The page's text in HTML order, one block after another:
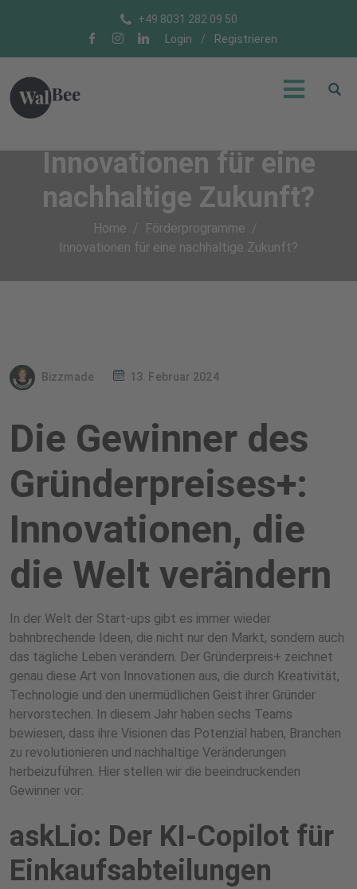
+49 8031 282 09 50
Login
/ Registrieren
Innovationen für eine
nachhaltige Zukunft?
Home
Förderprogramme
Innovationen für eine nachhaltige Zukunft?
Bizzmade 13. Februar 2024
Die Gewinner des
Gründerpreises+:
Innovationen, die
die Welt verändern
In der Welt der Start-ups gibt es immer wieder
bahnbrechende Ideen, die nicht nur den Markt, sondern auch
das tägliche Leben verändern. Der Gründerpreis+ zeichnet
genau diese Art von Innovationen aus, die durch Kreativität,
Technologie und den unermüdlichen Geist ihrer Gründer
hervorstechen. In diesem Jahr haben sechs Teams
bewiesen, dass ihre Visionen das Potenzial haben, Branchen
zu revolutionieren und nachhaltige Veränderungen
herbeizuführen. Hier stellen wir die beeindruckenden
Gewinner vor:
askLio: Der KI-Copilot für
Einkaufsabteilungen